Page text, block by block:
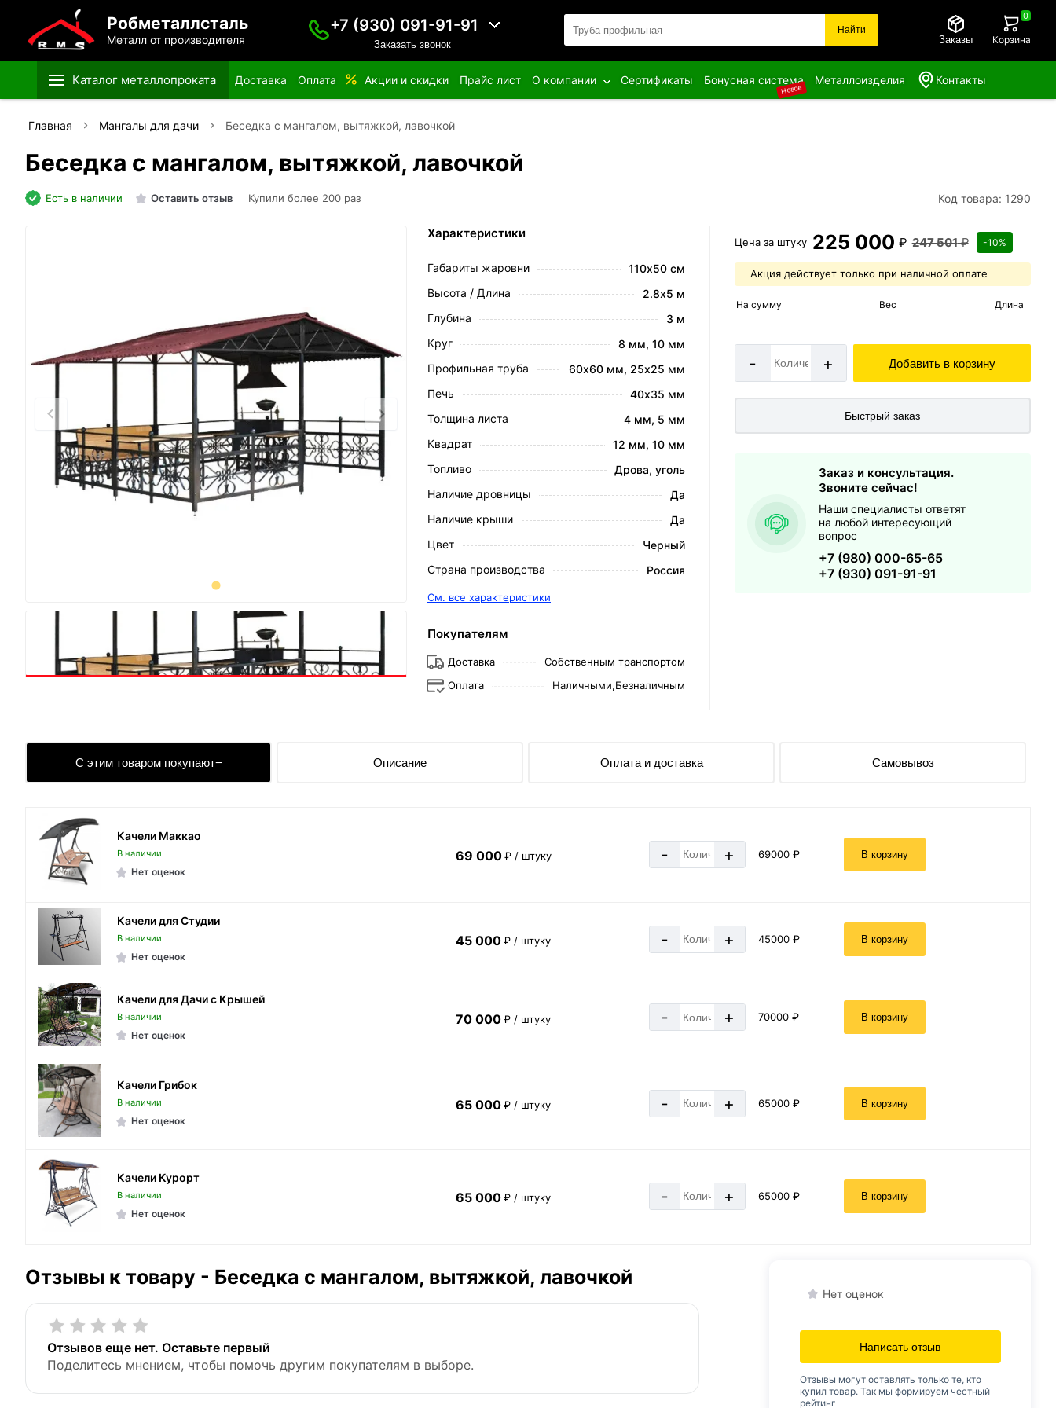
Робметаллсталь
Металл от производителя
+7 (930) 091-91-91
Заказать звонок
Найти
Заказы Корзина
0
Каталог металлопроката Доставка Оплата Акции и скидки Прайс лист О компании Сертификаты Бонусная система
Новое
Металлоизделия Контакты
Главная Мангалы для дачи Беседка с мангалом, вытяжкой, лавочкой
Беседка с мангалом, вытяжкой, лавочкой
Есть в наличии Оставить отзыв Купили более 200 раз Код товара: 1290
Цена за штуку 225 000 ₽ 247 501₽ -10%
Акция действует только при наличной оплате
На сумму Вес Длина
- + Добавить в корзину
Быстрый заказ
Заказ и консультация.
Звоните сейчас!
Наши специалисты ответят
на любой интересующий
вопрос
+7 (980) 000-65-65
+7 (930) 091-91-91
Характеристики
Габариты жаровни
110х50 см
Высота / Длина
2.8х5 м
Глубина
3 м
Круг
8 мм, 10 мм
Профильная труба
60х60 мм, 25х25 мм
Печь
40х35 мм
Толщина листа
4 мм, 5 мм
Квадрат
12 мм, 10 мм
Топливо
Дрова, уголь
Наличие дровницы
Да
Наличие крыши
Да
Цвет
Черный
Страна производства
Россия
См. все характеристики
Покупателям
Доставка
Собственным транспортом
Оплата
Наличными,Безналичным
С этим товаром покупают Описание Оплата и доставка Самовывоз
Качели Маккао
В наличии
Нет оценок
69 000 ₽ / штуку - + 69000 ₽ В корзину
Качели для Студии
В наличии
Нет оценок
45 000 ₽ / штуку - + 45000 ₽ В корзину
Качели для Дачи с Крышей
В наличии
Нет оценок
70 000 ₽ / штуку - + 70000 ₽ В корзину
Качели Грибок
В наличии
Нет оценок
65 000 ₽ / штуку - + 65000 ₽ В корзину
Качели Курорт
В наличии
Нет оценок
65 000 ₽ / штуку - + 65000 ₽ В корзину
Отзывы к товару - Беседка с мангалом, вытяжкой, лавочкой
Отзывов еще нет. Оставьте первый
Поделитесь мнением, чтобы помочь другим покупателям в выборе.
Нет оценок
Написать отзыв
Отзывы могут оставлять только те, кто
купил товар. Так мы формируем честный
рейтинг